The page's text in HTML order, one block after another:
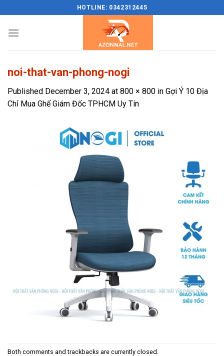
content
HOTLINE: 0342312445
noi-that-van-phong-nogi
Published December 3, 2024 at 800 × 800 in Gợi Ý 10 Địa
Chỉ Mua Ghế Giám Đốc TPHCM Uy Tín
Both comments and trackbacks are currently closed.